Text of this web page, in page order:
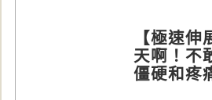
【極速
天啊！不
僵硬和疼